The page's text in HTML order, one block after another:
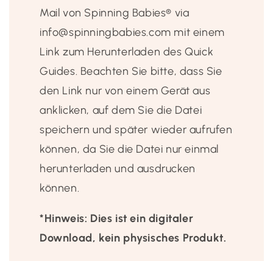
Mail von Spinning Babies® via
info@spinningbabies.com mit einem
Link zum Herunterladen des Quick
Guides. Beachten Sie bitte, dass Sie
den Link nur von einem Gerät aus
anklicken, auf dem Sie die Datei
speichern und später wieder aufrufen
können, da Sie die Datei nur einmal
herunterladen und ausdrucken
können.
*Hinweis: Dies ist ein digitaler
Download, kein physisches Produkt.